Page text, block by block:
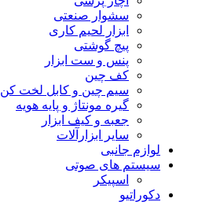
سشوار صنعتی
ابزار لحیم کاری
پیچ گوشتی
پنس و ست ابزار
کف چین
سیم چین و کابل لخت کن
گیره مونتاژ و پایه هویه
جعبه و کیف ابزار
سایر ابزارآلات
لوازم جانبی
سیستم های صوتی
اسپیکر
دکوراتیو